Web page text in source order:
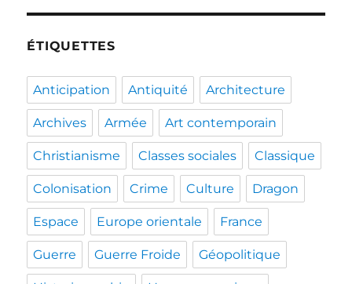
ÉTIQUETTES
Anticipation Antiquité Architecture
Archives Armée Art contemporain
Christianisme Classes sociales Classique
Colonisation Crime Culture Dragon
Espace Europe orientale France
Guerre Guerre Froide Géopolitique